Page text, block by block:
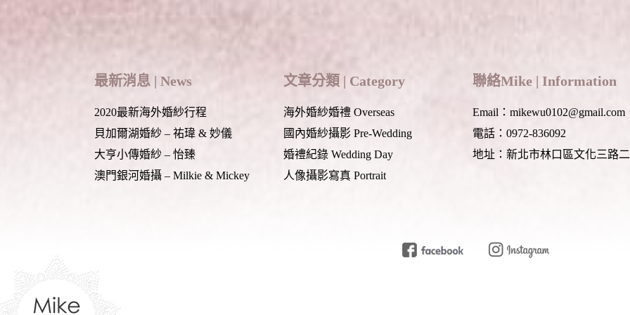
最新消息 | News
2020最新海外婚紗行程
貝加爾湖婚紗 – 祐瑋 & 妙儀
大亨小傳婚紗 – 怡臻
澳門銀河婚攝 – Milkie & Mickey
文章分類 | Category
海外婚紗婚禮 Overseas
國內婚紗攝影 Pre-Wedding
婚禮紀錄 Wedding Day
人像攝影寫真 Portrait
聯絡Mike | Information
Email：mikewu0102@gmail.com
電話：0972-836092
地址：新北市林口區文化三路